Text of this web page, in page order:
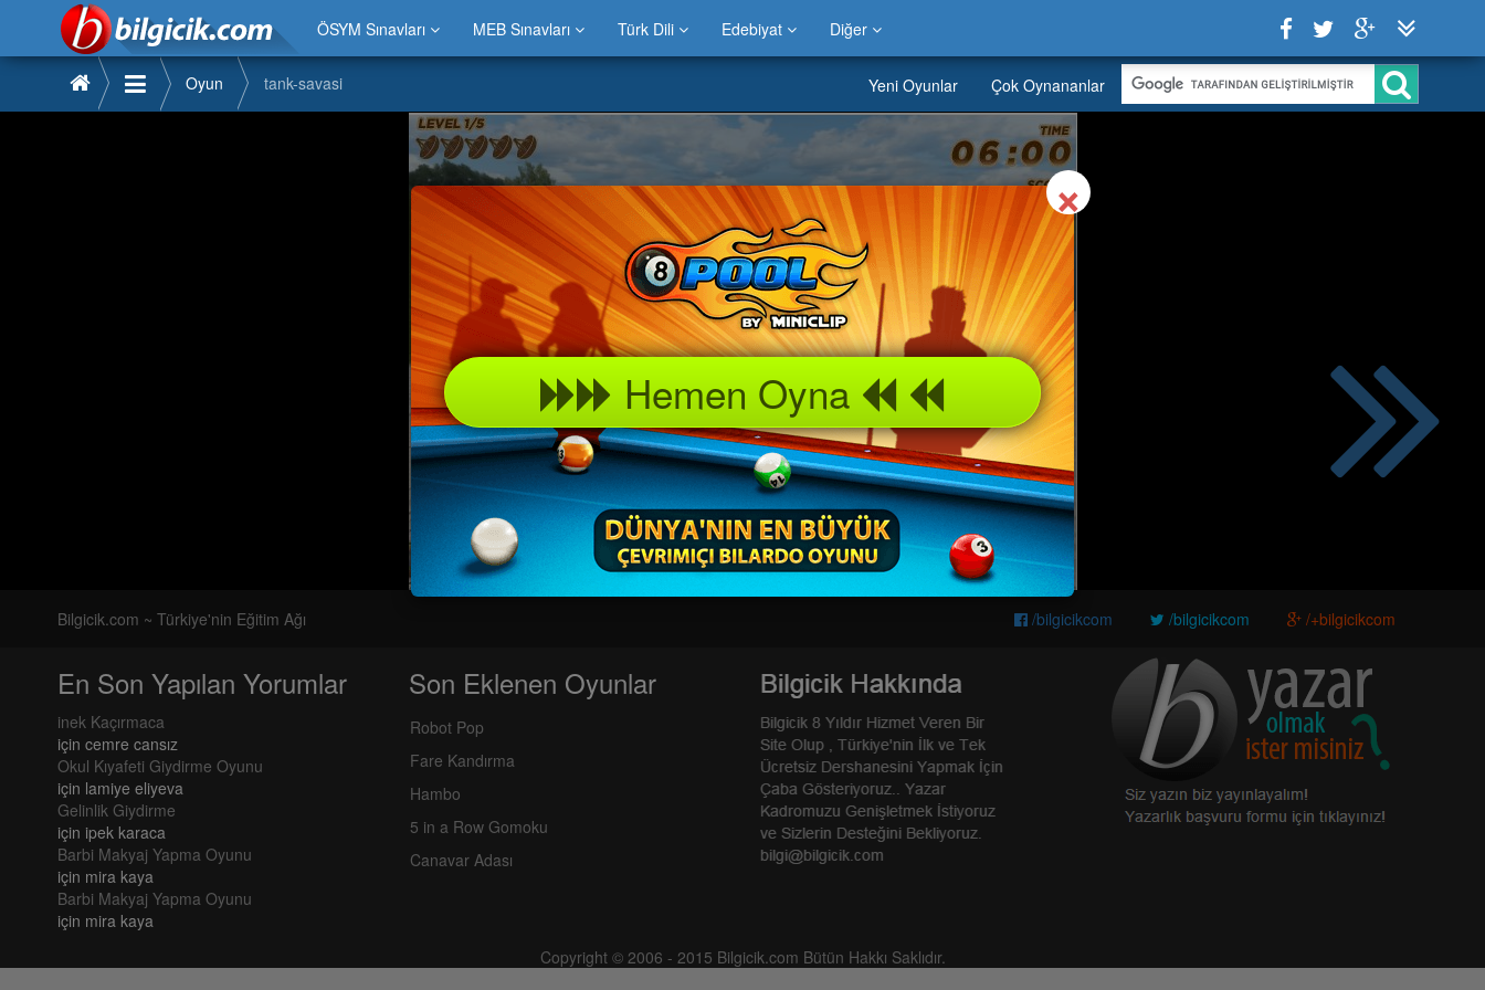
ÖSYM Sınavları MEB Sınavları Türk Dili Edebiyat Diğer
Oyun tank-savasi Yeni Oyunlar Çok Oynananlar
Bilgicik.com ~ Türkiye'nin Eğitim Ağı /bilgicikcom /bilgicikcom /+bilgicikcom
En Son Yapılan Yorumlar
inek Kaçırmaca
için cemre cansız
Okul Kıyafeti Giydirme Oyunu
için lamiye eliyeva
Gelinlik Giydirme
için ipek karaca
Barbi Makyaj Yapma Oyunu
için mira kaya
Barbi Makyaj Yapma Oyunu
için mira kaya
Son Eklenen Oyunlar
Robot Pop
Fare Kandırma
Hambo
5 in a Row Gomoku
Canavar Adası
Copyright © 2006 - 2015 Bilgicik.com Bütün Hakkı Saklıdır.
×Close
Hemen Oyna